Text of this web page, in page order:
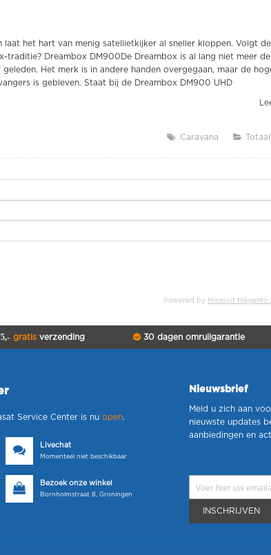
laat het hart van menig satellietkijker al sneller kloppen. Volgt
traditie? Dreambox DM900De Dreambox is al lang niet meer de
Het merk is in andere handen overgegaan, maar de
is gebleven. Staat bij de Dreambox DM900 UHD
Caravana
Powered by Mirasvit Magento
gratisverzending 30 dagen omruilgarantie
Service Center is nu open.
Livechat
Momenteel niet beschikbaar
Bezoek onze winkel
Bornholmstraat 8, Groningen
Nieuwsbrief
Meld u zich aan
nieuwste updates
aanbiedingen en
INSCHRIJVEN